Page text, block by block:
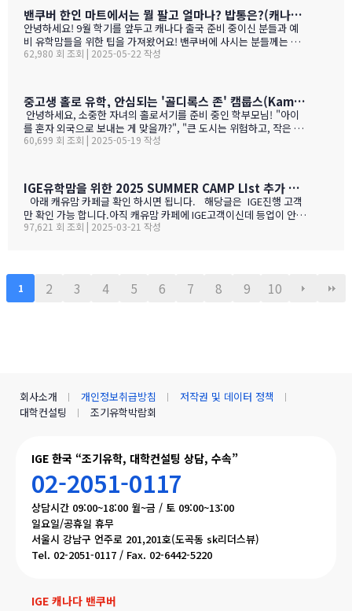
나가 술을 마트,편의점에서 팔지 않고 따로 리쿼스토어나 와인 N 비
어 스토어만 가야 살수 있다는 것이죠.하여간 이번에는 BC와인 장점
을 한번 알아볼게요. GPT가 정리 해본 글이에요. 한번 보세요.그리고
어떤 와인이 있나? 아래 사진으로 함 보세요.ㅎㅎ 그리고 밴쿠버에서
파는 한국 소주 종류와 가격도 함 보세요. 당연 한국보다 비싸죠!!!1.
0-15 % 길고, 일교차가 커 산도가 살아 있음. 서늘한 밤 덕분에 과일
향이 …
밴쿠버 한인 마트에서는 뭘 팔고 얼마나? 밥통은?(캐나다 출국 준비 중이신 분들과 예비 유학맘들을 위한)
안녕하세요! 9월 학기를 앞두고 캐나다 출국 준비 중이신 분들과 예
비 유학맘들을 위한 팁을 가져왔어요! 밴쿠버에 사시는 분들께는 이
미 익숙한 정보일 수도 있지만, 처음 가시는 분들께는 정말 유용할 거
하지만, 밴쿠버 지역에서는 한남마트도 있죠. (홍보글 절대 아님 ㅋ
ㅋ)사진들을 보시면서 가격대와 어떤 물건들이 있는지 미리 체크해
보세요!특히 주목할 점은 전기밥솥인데요, 한국에서 가져간 제품은
전압이 달라서 사용할 수 없어서 어쩔 수 없이 현지에서 새로 구입해
야 하는 것중 하나 일수 있죠? 하기는 요새는 워낙 밥들을 먹지 않다
62,980 회 조회 | 2025-05-22 작성
중고생 홀로 유학, 안심되는 '골디록스 존' 캠룹스(Kamloops)가 정답입니다
를 혼자 외국으로 보내는 게 맞을까?", "큰 도시는 위험하고, 작은 도
시는 교육환경이 부족할까?" 이런 고민으로 밤잠 설치시죠? 오늘은
록스 존이란 '너무 크지도 작지도 않은, 딱 적당한 환경'을 말해요. 아
이 혼자 유학가기에 캠룹스가 딱 맞는 이유, 함께 알아볼까요? ?️ 아
이 혼자서도 쉽게 적응할 수 있는 도시 규모 인구 약 1…
60,699 회 조회 | 2025-05-19 작성
IGE유학맘을 위한 2025 SUMMER CAMP LIst 추가 되었습니다.
아래 캐유맘 카페글 확인 하시면 됩니다. 해당글은 IGE진행 고객
만 확인 가능 합니다.아직 캐유맘 카페에 IGE고객이신데 등업이 안된
분들은 등업 신청 해주시기 바랍니다. 해당글 바로 가기 --> http
97,621 회 조회 | 2025-03-21 작성
1 2 3 4 5 6 7 8 9 10
IGE 한국 “조기유학, 대학컨설팅 상담, 수속”
02-2051-0117
상담시간 09:00~18:00 월~금 / 토 09:00~13:00
일요일/공휴일 휴무
서울시 강남구 언주로 201,201호(도곡동 sk리더스뷰)
Tel. 02-2051-0117 / Fax. 02-6442-5220
IGE 캐나다 밴쿠버
회사소개 개인정보취급방침
저작권 및 데이터 정책
대학컨설팅
조기유학박람회